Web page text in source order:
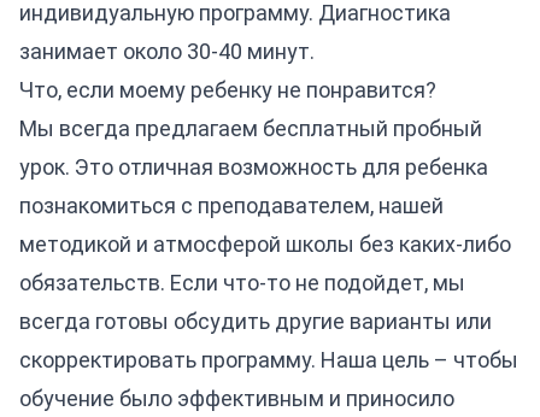
индивидуальную программу. Диагностика
занимает около 30-40 минут.
Что, если моему ребенку не понравится?
Мы всегда предлагаем бесплатный пробный
урок. Это отличная возможность для ребенка
познакомиться с преподавателем, нашей
методикой и атмосферой школы без каких-либо
обязательств. Если что-то не подойдет, мы
всегда готовы обсудить другие варианты или
скорректировать программу. Наша цель – чтобы
обучение было эффективным и приносило